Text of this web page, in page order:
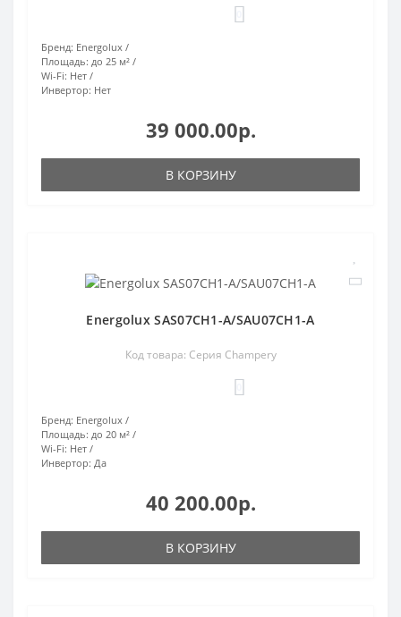
Бренд: Energolux
Площадь: до 25 м²
Wi-Fi: Нет
Инвертор: Нет
39 000.00р.
В КОРЗИНУ
Energolux SAS07CH1-A/SAU07CH1-A
Код товара: Серия Champery
Бренд: Energolux
Площадь: до 20 м²
Wi-Fi: Нет
Инвертор: Да
40 200.00р.
В КОРЗИНУ